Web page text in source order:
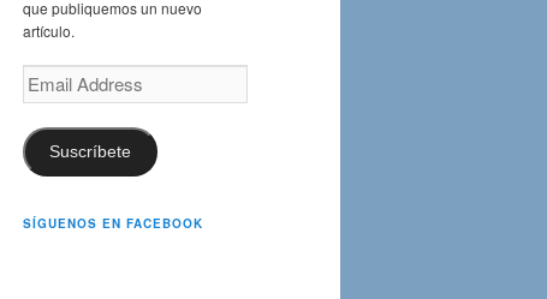
que publiquemos un nuevo
artículo.
Email
Address
Suscríbete
SÍGUENOS EN FACEBOOK